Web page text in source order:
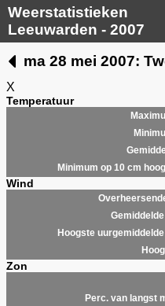
Weerstatistieken
Leeuwarden - 2007
ma 28 mei 2007:
X
Temperatuur
Minimum op 10 cm
Wind
Hoogste
Zon
Perc. van langst